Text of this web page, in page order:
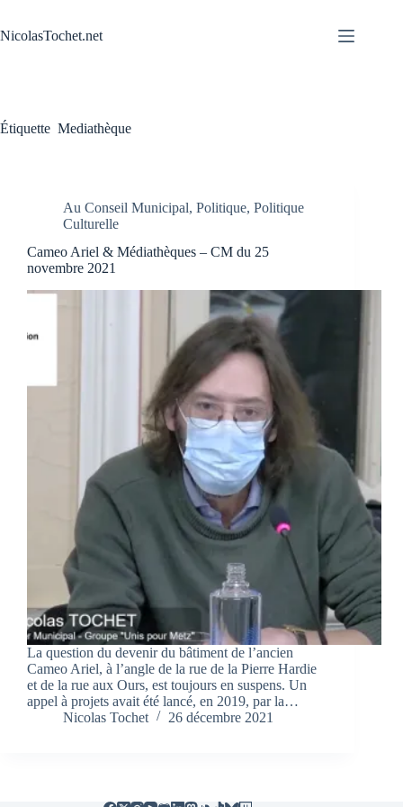
contenu
NicolasTochet.net
Étiquette Mediathèque
Au Conseil Municipal, Politique, Politique
Culturelle
Cameo Ariel & Médiathèques – CM du 25
novembre 2021
La question du devenir du bâtiment de l’ancien
Cameo Ariel, à l’angle de la rue de la Pierre Hardie
et de la rue aux Ours, est toujours en suspens. Un
appel à projets avait été lancé, en 2019, par la…
Nicolas Tochet
26 décembre 2021